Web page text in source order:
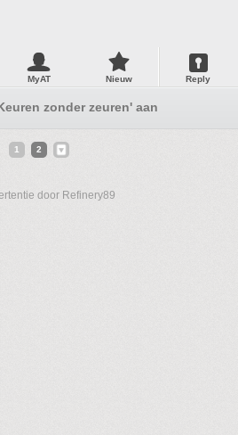
MyAT Nieuw Reply
zonder zeuren' aan
1 2
door Refinery89